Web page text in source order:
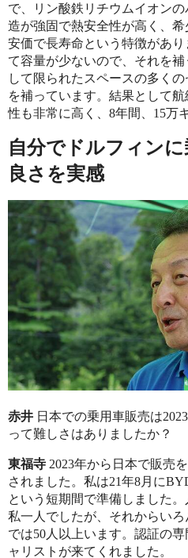
で、リン酸鉄リチウムイオン
造が強固で熱安全性が高く、
安価で長寿命という特徴があ
て容量が少ないので、それを
して限られたスペースの多く
を補っています。結果として
性も非常に高く、8年間、15万
自分でドルフィン
良さを実感
赤井 日本での乗用車販売は
って難しさはありましたか？
東福寺 2023年から日本で販売
されました。私は21年8月に
という短期間で準備しました
私一人でしたが、それからい
では50人以上います。認証の
ャリストが来てくれました。